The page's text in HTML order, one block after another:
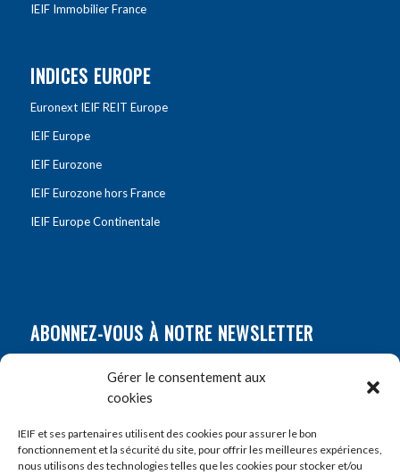
Gérer le consentement aux
cookies
IEIF et ses partenaires utilisent des cookies pour assurer le bon
fonctionnement et la sécurité du site, pour offrir les meilleures expériences,
nous utilisons des technologies telles que les cookies pour stocker et/ou
IEIF Immobilier France
INDICES EUROPE
Euronext IEIF REIT Europe
IEIF Europe
IEIF Eurozone
IEIF Eurozone hors France
IEIF Europe Continentale
ABONNEZ-VOUS À NOTRE NEWSLETTER
Prénom*